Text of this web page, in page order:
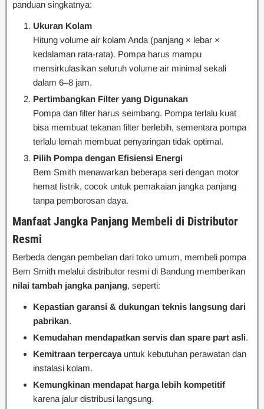
panduan singkatnya:
Ukuran Kolam
Hitung volume air kolam Anda (panjang × lebar ×
kedalaman rata-rata). Pompa harus mampu
mensirkulasikan seluruh volume air minimal sekali
dalam 6–8 jam.
Pertimbangkan Filter yang Digunakan
Pompa dan filter harus seimbang. Pompa terlalu kuat
bisa membuat tekanan filter berlebih, sementara pompa
terlalu lemah membuat penyaringan tidak optimal.
Pilih Pompa dengan Efisiensi Energi
Bem Smith menawarkan beberapa seri dengan motor
hemat listrik, cocok untuk pemakaian jangka panjang
tanpa pemborosan daya.
Manfaat Jangka Panjang Membeli di Distributor
Resmi
Berbeda dengan pembelian dari toko umum, membeli pompa
Bem Smith melalui distributor resmi di Bandung memberikan
nilai tambah jangka panjang, seperti:
Kepastian garansi & dukungan teknis langsung dari
pabrikan.
Kemudahan mendapatkan servis dan spare part asli.
Kemitraan terpercaya untuk kebutuhan perawatan dan
instalasi kolam.
Kemungkinan mendapat harga lebih kompetitif
karena jalur distribusi langsung.